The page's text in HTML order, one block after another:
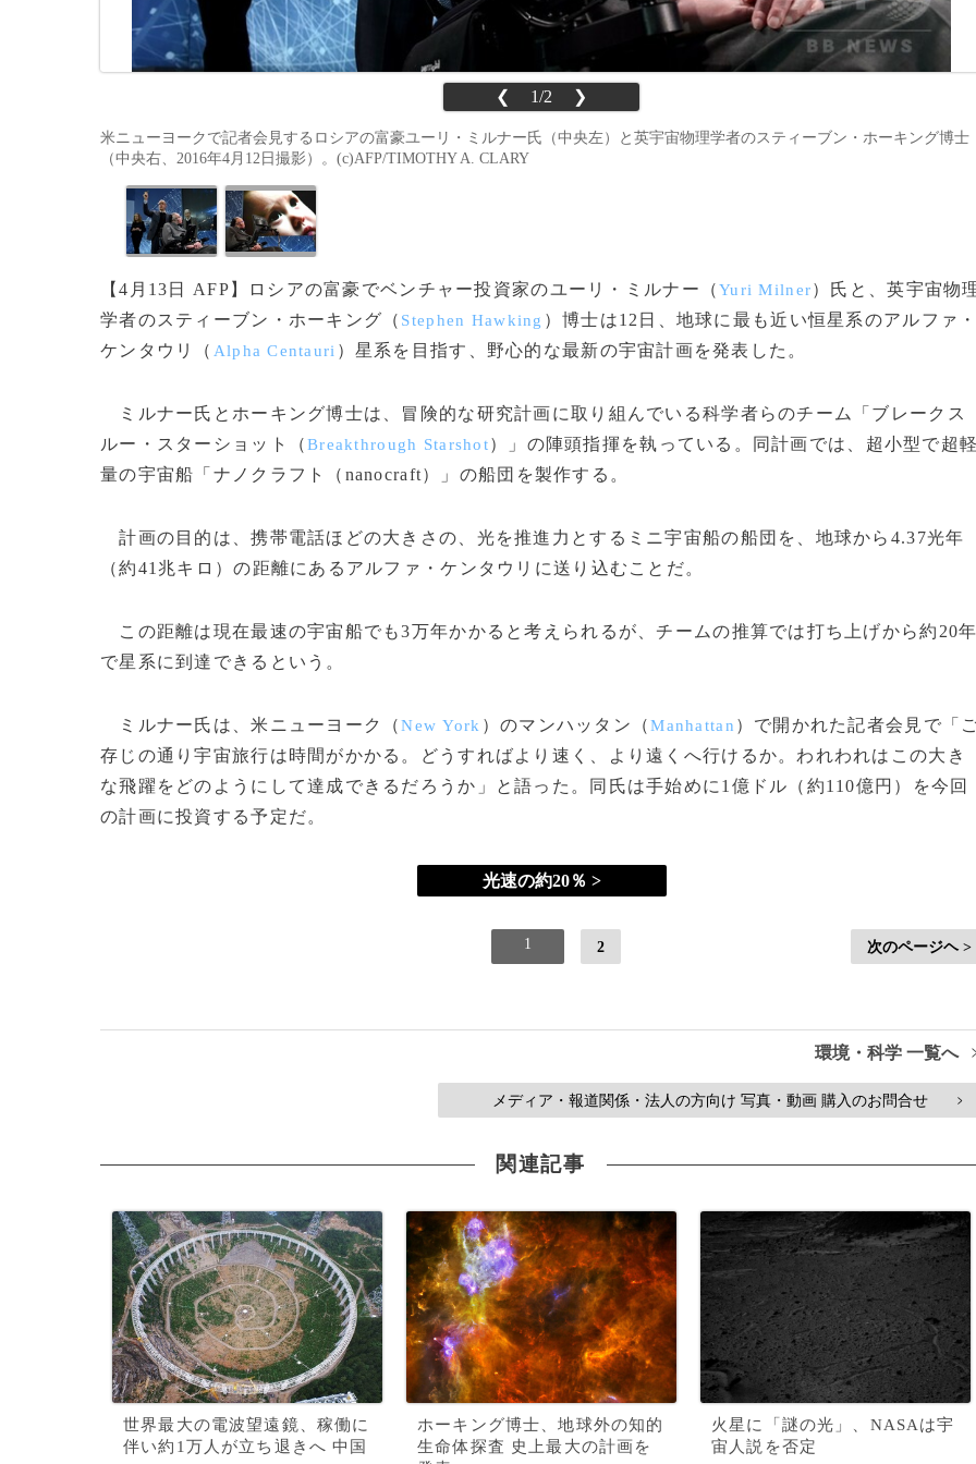
❮ 1/2 ❯
米ニューヨークで記者会見するロシアの富豪ユーリ・ミルナー氏（中央左）と英宇宙物理学者のスティーブン・ホーキング博士
（中央右、2016年4月12日撮影）。(c)AFP/TIMOTHY A. CLARY
【4月13日 AFP】ロシアの富豪でベンチャー投資家のユーリ・ミルナー（Yuri Milner）氏と、英宇宙物
学者のスティーブン・ホーキング（ Stephen Hawking ）博士は12日、地球に最も近い恒星系のアルファ
ケンタウリ（ Alpha Centauri ）星系を目指す、野心的な最新の宇宙計画を発表した。
ミルナー氏とホーキング博士は、冒険的な研究計画に取り組んでいる科学者らのチーム「ブレークス
ルー・スターショット（Breakthrough Starshot）」の陣頭指揮を執っている。同計画では、超小型で超
量の宇宙船「ナノクラフト（nanocraft）」の船団を製作する。
計画の目的は、携帯電話ほどの大きさの、光を推進力とするミニ宇宙船の船団を、地球から4.37光年
（約41兆キロ）の距離にあるアルファ・ケンタウリに送り込むことだ。
この距離は現在最速の宇宙船でも3万年かかると考えられるが、チームの推算では打ち上げから約20
で星系に到達できるという。
ミルナー氏は、米ニューヨーク（New York ）のマンハッタン（Manhattan ）で開かれた記者会見で「
存じの通り宇宙旅行は時間がかかる。どうすればより速く、より遠くへ行けるか。われわれはこの大き
な飛躍をどのようにして達成できるだろうか」と語った。同氏は手始めに1億ドル（約110億円）を今回
の計画に投資する予定だ。
光速の約20％ >
1 2 次のページヘ >
環境・科学 一覧へ
メディア・報道関係・法人の方向け 写真・動画 購入のお問合せ >
関連記事
世界最大の電波望遠鏡、稼働に
伴い約1万人が立ち退きへ 中国
ホーキング博士、地球外の知的
生命体探査 史上最大の計画を
火星に「謎の光」、NASAは宇
宙人説を否定